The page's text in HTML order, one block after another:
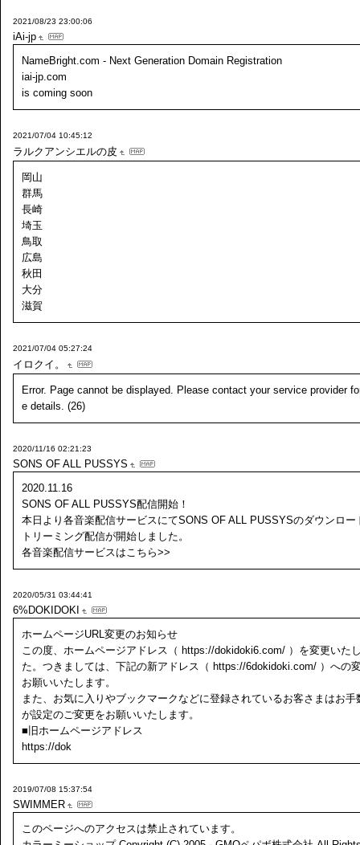
2021/08/23 23:00:06
iAi-jp
NameBright.com - Next Generation Domain Registration
iai-jp.com
is coming soon
2021/07/04 10:45:12
ラルクアンシエルの皮
岡山
群馬
長崎
埼玉
鳥取
広島
秋田
大分
滋賀
2021/07/04 05:27:24
イロクイ。
Error. Page cannot be displayed. Please contact your service provider
e details. (26)
2020/11/16 02:21:23
SONS OF ALL PUSSYS
2020.11.16
SONS OF ALL PUSSYS配信開始！
本日より各音楽配信サービスにてSONS OF ALL PUSSYSのダウンロー
トリーミング配信が開始しました。
各音楽配信サービスはこちら>>
2020/05/31 03:44:41
6%DOKIDOKI
ホームページURL変更のお知らせ
この度、ホームページアドレス（ https://dokidoki6.com/ ）を変更いた
た。つきましては、下記の新アドレス（ https://6dokidoki.com/ ）への
お願いいたします。
また、お気に入りやブックマークなどに登録されているお客さまはお手
が設定のご変更をお願いいたします。
■旧ホームページアドレス
https://dok
2019/07/08 15:37:54
SWIMMER
このページへのアクセスは禁止されています。